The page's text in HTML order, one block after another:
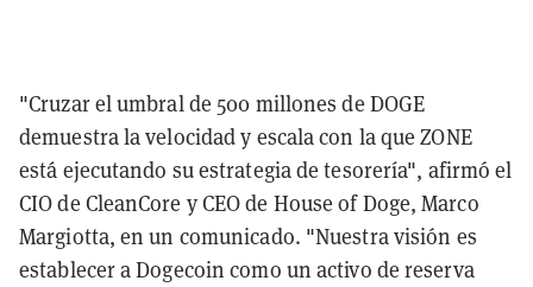
"Cruzar el umbral de 500 millones de DOGE
demuestra la velocidad y escala con la que ZONE
está ejecutando su estrategia de tesorería", afirmó el
CIO de CleanCore y CEO de House of Doge, Marco
Margiotta, en un comunicado. "Nuestra visión es
establecer a Dogecoin como un activo de reserva